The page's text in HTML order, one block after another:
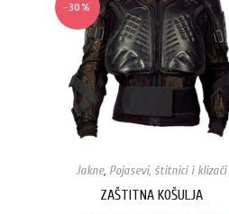
-30%
Jakne, Pojasevi, štitnici i klizači
ZAŠTITNA KOŠULJA